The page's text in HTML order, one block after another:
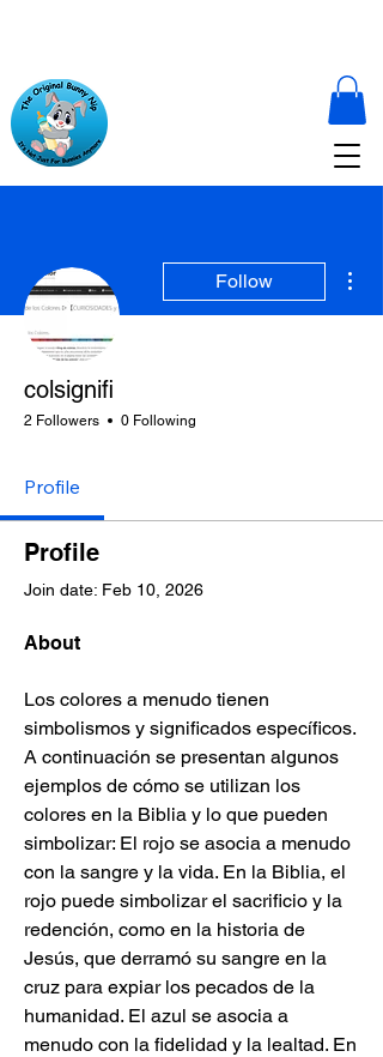
Follow
colsignifi
2 Followers 0 Following
Profile
Profile
Join date: Feb 10, 2026
About
Los colores a menudo tienen
simbolismos y significados específicos.
A continuación se presentan algunos
ejemplos de cómo se utilizan los
colores en la Biblia y lo que pueden
simbolizar: El rojo se asocia a menudo
con la sangre y la vida. En la Biblia, el
rojo puede simbolizar el sacrificio y la
redención, como en la historia de
Jesús, que derramó su sangre en la
cruz para expiar los pecados de la
humanidad. El azul se asocia a
menudo con la fidelidad y la lealtad. En